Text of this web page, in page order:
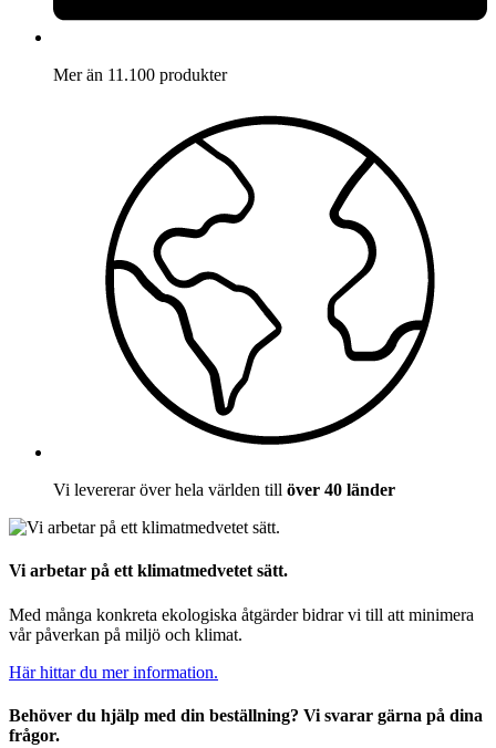
Mer än 11.100 produkter
Vi levererar över hela världen till över 40 länder
Vi arbetar på ett klimatmedvetet sätt.
Med många konkreta ekologiska åtgärder bidrar vi till att minimera
vår påverkan på miljö och klimat.
Här hittar du mer information.
Behöver du hjälp med din beställning? Vi svarar gärna på dina
frågor.